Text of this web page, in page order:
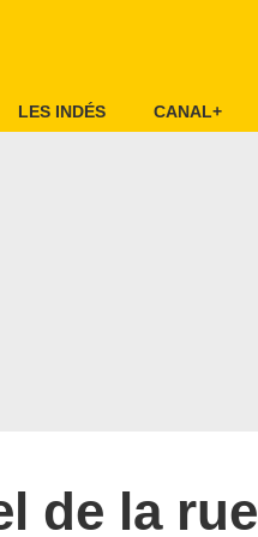
LES INDÉS CANAL+
de la rue